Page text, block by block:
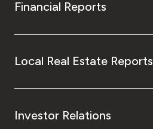
Financial Reports
Local Real Estate Reports
Investor Relations